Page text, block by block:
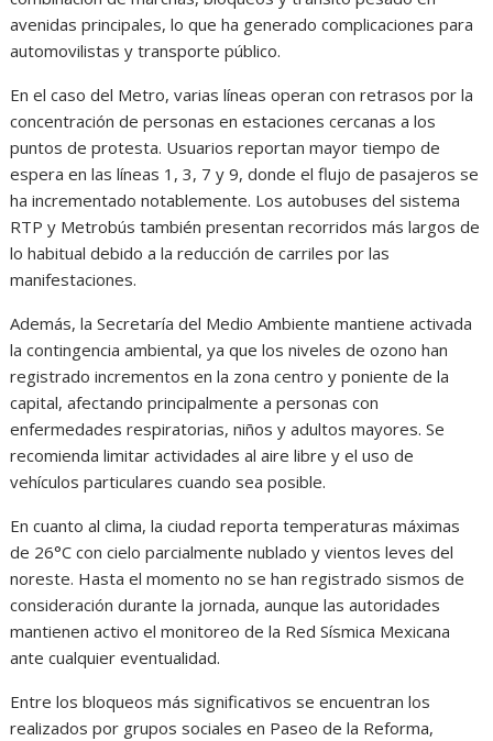
avenidas principales, lo que ha generado complicaciones para
automovilistas y transporte público.
En el caso del Metro, varias líneas operan con retrasos por la
concentración de personas en estaciones cercanas a los
puntos de protesta. Usuarios reportan mayor tiempo de
espera en las líneas 1, 3, 7 y 9, donde el flujo de pasajeros se
ha incrementado notablemente. Los autobuses del sistema
RTP y Metrobús también presentan recorridos más largos de
lo habitual debido a la reducción de carriles por las
manifestaciones.
Además, la Secretaría del Medio Ambiente mantiene activada
la contingencia ambiental, ya que los niveles de ozono han
registrado incrementos en la zona centro y poniente de la
capital, afectando principalmente a personas con
enfermedades respiratorias, niños y adultos mayores. Se
recomienda limitar actividades al aire libre y el uso de
vehículos particulares cuando sea posible.
En cuanto al clima, la ciudad reporta temperaturas máximas
de 26°C con cielo parcialmente nublado y vientos leves del
noreste. Hasta el momento no se han registrado sismos de
consideración durante la jornada, aunque las autoridades
mantienen activo el monitoreo de la Red Sísmica Mexicana
ante cualquier eventualidad.
Entre los bloqueos más significativos se encuentran los
realizados por grupos sociales en Paseo de la Reforma,